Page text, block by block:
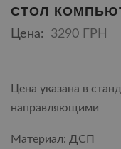
СТОЛ
Цена: 3290 ГРН
Цена указана в
направляющими
Материал: ДСП